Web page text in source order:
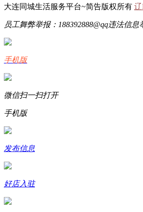
大连同城生活服务平台~简告版权所有 辽
员工舞弊举报：188392888@qq违法信息
手机版
微信扫一扫打开
手机版
发布信息
好店入驻